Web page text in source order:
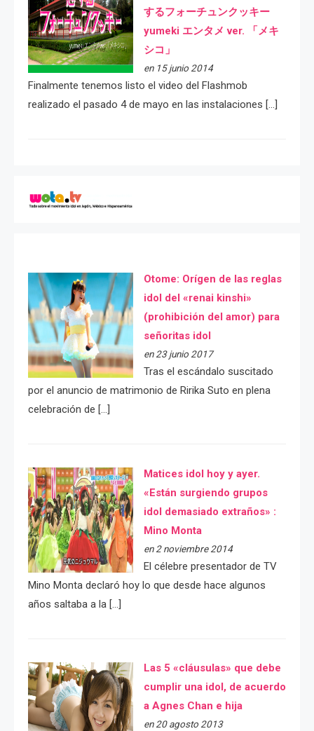
するフォーチュンクッキー
yumeki エンタメ ver. 「メキ
シコ」
en 15 junio 2014
Finalmente tenemos listo el video del Flashmob
realizado el pasado 4 de mayo en las instalaciones […]
Otome: Orígen de las reglas
idol del «renai kinshi»
(prohibición del amor) para
señoritas idol
en 23 junio 2017
Tras el escándalo suscitado
por el anuncio de matrimonio de Ririka Suto en plena
celebración de […]
Matices idol hoy y ayer.
«Están surgiendo grupos
idol demasiado extraños» :
Mino Monta
en 2 noviembre 2014
El célebre presentador de TV
Mino Monta declaró hoy lo que desde hace algunos
años saltaba a la […]
Las 5 «cláusulas» que debe
cumplir una idol, de acuerdo
a Agnes Chan e hija
en 20 agosto 2013